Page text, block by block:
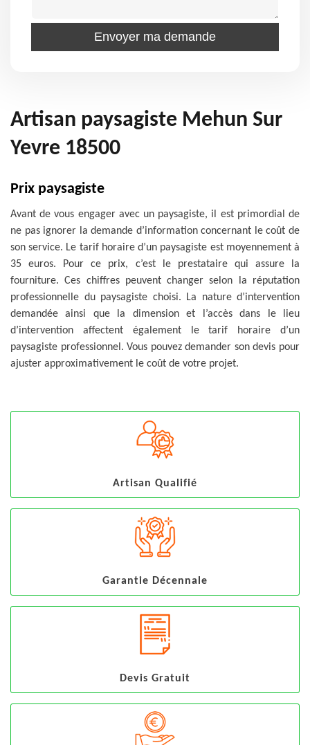
Artisan paysagiste Mehun Sur
Yevre 18500
Prix paysagiste
Avant de vous engager avec un paysagiste, il est primordial de
ne pas ignorer la demande d’information concernant le coût de
son service. Le tarif horaire d’un paysagiste est moyennement à
35 euros. Pour ce prix, c’est le prestataire qui assure la
fourniture. Ces chiffres peuvent changer selon la réputation
professionnelle du paysagiste choisi. La nature d’intervention
demandée ainsi que la dimension et l’accès dans le lieu
d’intervention affectent également le tarif horaire d’un
paysagiste professionnel. Vous pouvez demander son devis pour
ajuster approximativement le coût de votre projet.
Artisan Qualifié
Garantie Décennale
Devis Gratuit